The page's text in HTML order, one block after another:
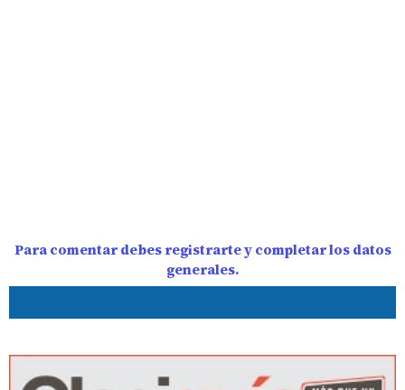
Para comentar debes registrarte y completar los datos
generales.